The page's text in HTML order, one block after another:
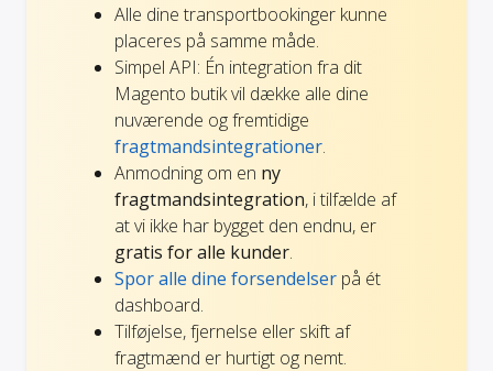
Alle dine transportbookinger kunne
placeres på samme måde.
Simpel API: Én integration fra dit
Magento butik vil dække alle dine
nuværende og fremtidige
fragtmandsintegrationer.
Anmodning om en ny
fragtmandsintegration, i tilfælde af
at vi ikke har bygget den endnu, er
gratis for alle kunder.
Spor alle dine forsendelser på ét
dashboard.
Tilføjelse, fjernelse eller skift af
fragtmænd er hurtigt og nemt.